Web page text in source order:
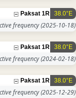
38.0°E
Paksat 1R
frequency(2025-10-18)
38.0°E
Paksat 1R
frequency(2024-02-18)
38.0°E
Paksat 1R
frequency(2025-12-29)